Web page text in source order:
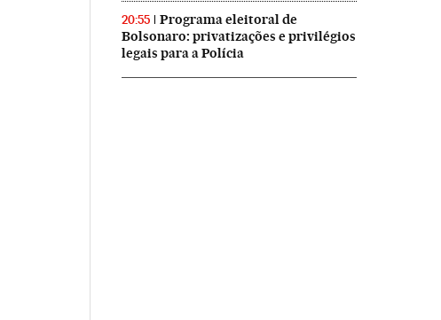
20:55
Programa eleitoral de
Bolsonaro: privatizações e privilégios
legais para a Polícia